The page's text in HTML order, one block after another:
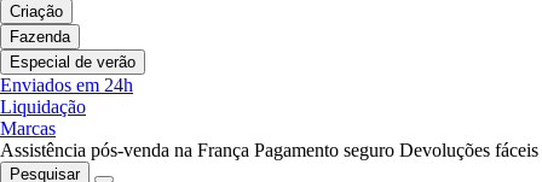
Criação
Fazenda
Especial de verão
Enviados em 24h
Liquidação
Marcas
Assistência pós-venda na França Pagamento seguro Devoluções fáceis
Pesquisar